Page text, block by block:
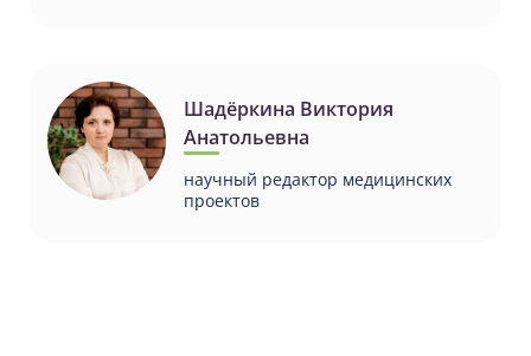
Шадёркина Виктория
Анатольевна
научный редактор медицинских
проектов